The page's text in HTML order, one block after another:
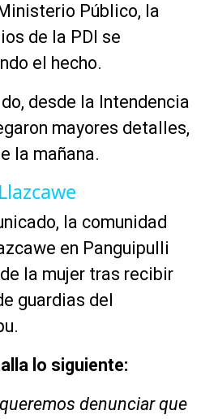
Público, la
de la PDI se
el hecho.
desde la Intendencia
mayores detalles,
la mañana.
la comunidad
en Panguipulli
la mujer tras recibir
guardias del
lo siguiente:
denunciar que